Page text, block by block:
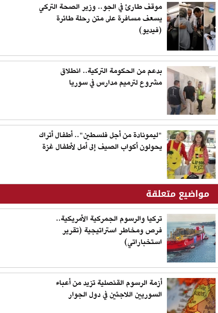
موقف طارئ في الجو.. وزير الصحة التركي
يسعف مسافرة على متن رحلة طائرة
(فيديو)
بدعم من الحكومة التركية.. انطلاق
مشروع لترميم مدارس في سوريا
"ليمونادة من أجل فلسطين".. أطفال أتراك
يحولون أكواب الصيف إلى أمل لأطفال غزة
مواضيع متعلقة
تركيا والرسوم الجمركية الأمريكية..
فرص ومخاطر استراتيجية (تقرير
استخباراتي)
أزمة الرسوم القنصلية تزيد من أعباء
السوريين اللاجئين في دول الجوار